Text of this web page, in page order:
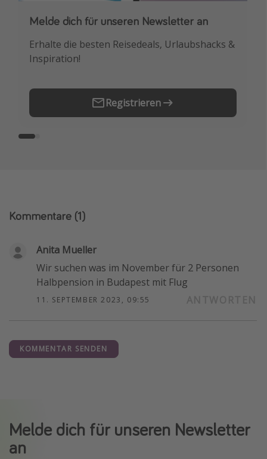
Melde dich für unseren Newsletter an
Erhalte die besten Reisedeals, Urlaubshacks &
Inspiration!
Registrieren
Downloade unsere App
Buche die besten Reiseschnäppchen als
Erstes.
Kommentare (1)
Anita Mueller
Wir suchen was im November für 2 Personen
Halbpension in Budapest mit Flug
11. SEPTEMBER 2023, 09:55
KOMMENTAR SENDEN
Melde dich für unseren Newsletter
an